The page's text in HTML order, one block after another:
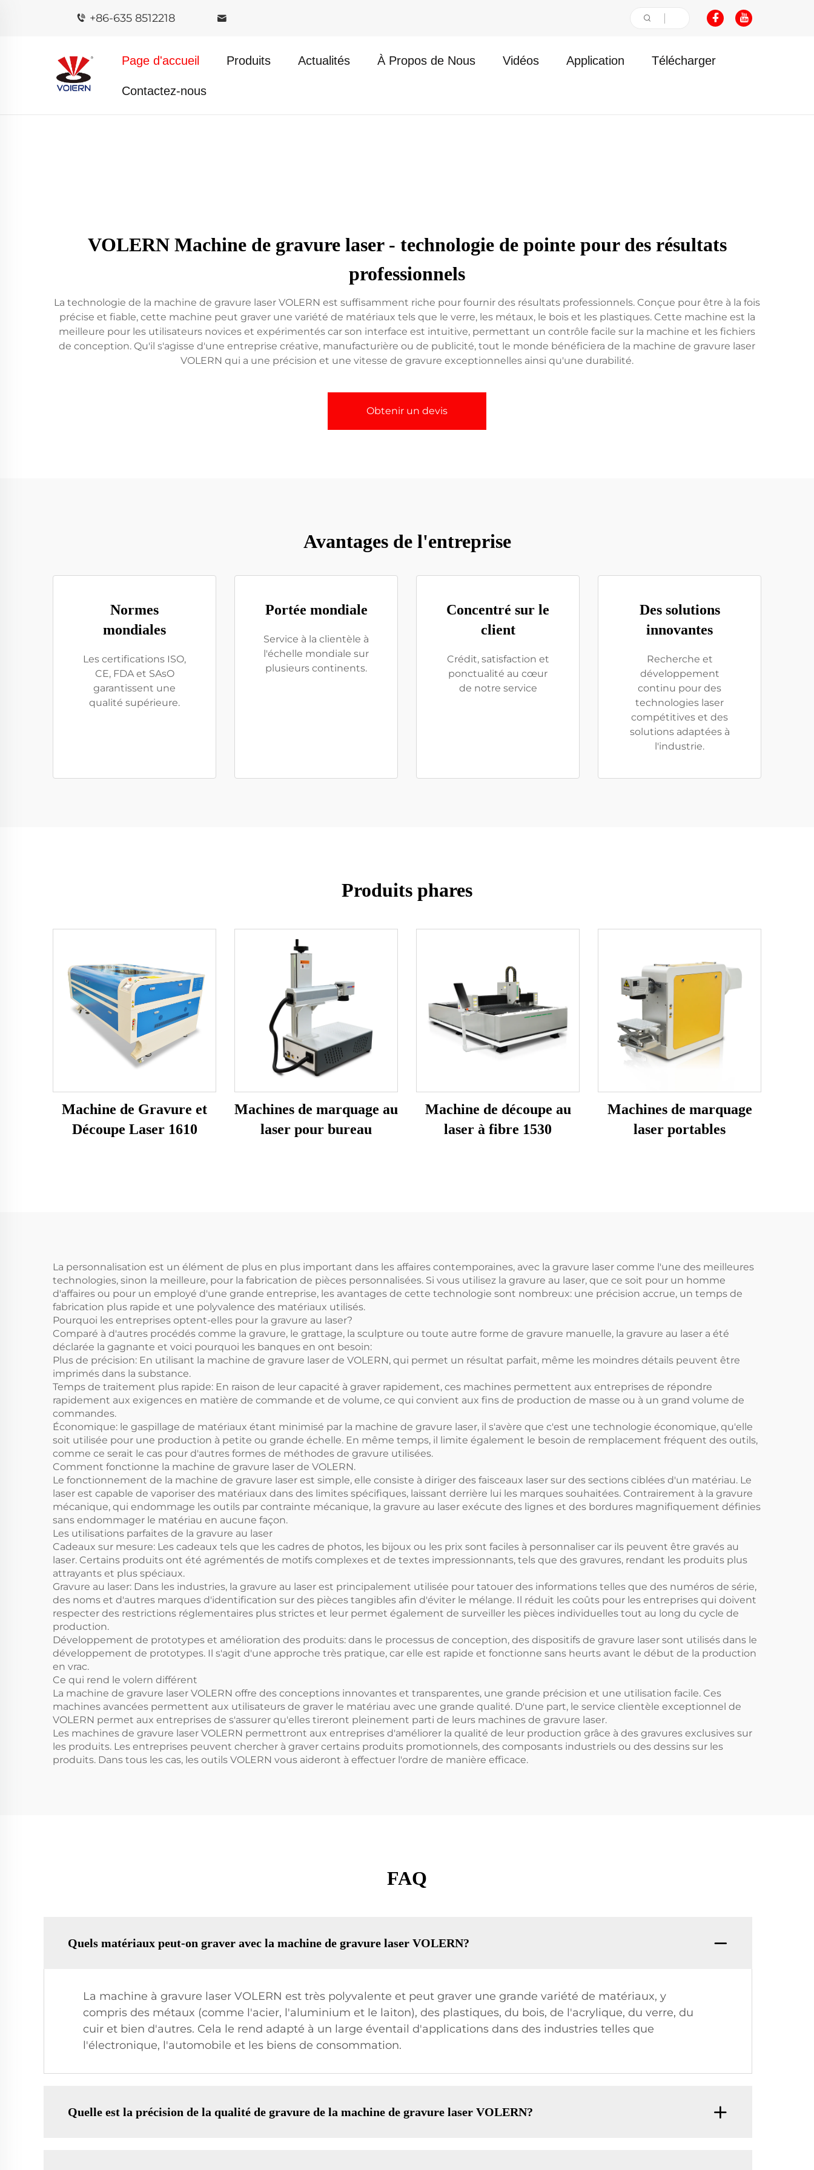
+86-635 8512218
Page d'accueil Produits Actualités À Propos de Nous Vidéos Application Télécharger
Contactez-nous
VOLERN Machine de gravure laser - technologie de pointe pour des résultats
professionnels
La technologie de la machine de gravure laser VOLERN est suffisamment riche pour fournir des résultats professionnels. Conçue pour être à la fois
précise et fiable, cette machine peut graver une variété de matériaux tels que le verre, les métaux, le bois et les plastiques. Cette machine est la
meilleure pour les utilisateurs novices et expérimentés car son interface est intuitive, permettant un contrôle facile sur la machine et les fichiers
de conception. Qu'il s'agisse d'une entreprise créative, manufacturière ou de publicité, tout le monde bénéficiera de la machine de gravure laser
VOLERN qui a une précision et une vitesse de gravure exceptionnelles ainsi qu'une durabilité.
Obtenir un devis
Avantages de l'entreprise
Normes
mondiales
Les certifications ISO,
CE, FDA et SAsO
garantissent une
qualité supérieure.
Portée mondiale
Service à la clientèle à
l'échelle mondiale sur
plusieurs continents.
Concentré sur le
client
Crédit, satisfaction et
ponctualité au cœur
de notre service
Des solutions
innovantes
Recherche et
développement
continu pour des
technologies laser
compétitives et des
solutions adaptées à
l'industrie.
Produits phares
Machine de Gravure et
Découpe Laser 1610
Machines de marquage au
laser pour bureau
Machine de découpe au
laser à fibre 1530
Machines de marquage
laser portables
La personnalisation est un élément de plus en plus important dans les affaires contemporaines, avec la gravure laser comme l'une des meilleures
technologies, sinon la meilleure, pour la fabrication de pièces personnalisées. Si vous utilisez la gravure au laser, que ce soit pour un homme
d'affaires ou pour un employé d'une grande entreprise, les avantages de cette technologie sont nombreux: une précision accrue, un temps de
fabrication plus rapide et une polyvalence des matériaux utilisés.
Pourquoi les entreprises optent-elles pour la gravure au laser?
Comparé à d'autres procédés comme la gravure, le grattage, la sculpture ou toute autre forme de gravure manuelle, la gravure au laser a été
déclarée la gagnante et voici pourquoi les banques en ont besoin:
Plus de précision: En utilisant la machine de gravure laser de VOLERN, qui permet un résultat parfait, même les moindres détails peuvent être
imprimés dans la substance.
Temps de traitement plus rapide: En raison de leur capacité à graver rapidement, ces machines permettent aux entreprises de répondre
rapidement aux exigences en matière de commande et de volume, ce qui convient aux fins de production de masse ou à un grand volume de
commandes.
Économique: le gaspillage de matériaux étant minimisé par la machine de gravure laser, il s'avère que c'est une technologie économique, qu'elle
soit utilisée pour une production à petite ou grande échelle. En même temps, il limite également le besoin de remplacement fréquent des outils,
comme ce serait le cas pour d'autres formes de méthodes de gravure utilisées.
Comment fonctionne la machine de gravure laser de VOLERN.
Le fonctionnement de la machine de gravure laser est simple, elle consiste à diriger des faisceaux laser sur des sections ciblées d'un matériau. Le
laser est capable de vaporiser des matériaux dans des limites spécifiques, laissant derrière lui les marques souhaitées. Contrairement à la gravure
mécanique, qui endommage les outils par contrainte mécanique, la gravure au laser exécute des lignes et des bordures magnifiquement définies
sans endommager le matériau en aucune façon.
Les utilisations parfaites de la gravure au laser
Cadeaux sur mesure: Les cadeaux tels que les cadres de photos, les bijoux ou les prix sont faciles à personnaliser car ils peuvent être gravés au
laser. Certains produits ont été agrémentés de motifs complexes et de textes impressionnants, tels que des gravures, rendant les produits plus
attrayants et plus spéciaux.
Gravure au laser: Dans les industries, la gravure au laser est principalement utilisée pour tatouer des informations telles que des numéros de série,
des noms et d'autres marques d'identification sur des pièces tangibles afin d'éviter le mélange. Il réduit les coûts pour les entreprises qui doivent
respecter des restrictions réglementaires plus strictes et leur permet également de surveiller les pièces individuelles tout au long du cycle de
production.
Développement de prototypes et amélioration des produits: dans le processus de conception, des dispositifs de gravure laser sont utilisés dans le
développement de prototypes. Il s'agit d'une approche très pratique, car elle est rapide et fonctionne sans heurts avant le début de la production
en vrac.
Ce qui rend le volern différent
La machine de gravure laser VOLERN offre des conceptions innovantes et transparentes, une grande précision et une utilisation facile. Ces
machines avancées permettent aux utilisateurs de graver le matériau avec une grande qualité. D'une part, le service clientèle exceptionnel de
VOLERN permet aux entreprises de s'assurer qu'elles tireront pleinement parti de leurs machines de gravure laser.
Les machines de gravure laser VOLERN permettront aux entreprises d'améliorer la qualité de leur production grâce à des gravures exclusives sur
les produits. Les entreprises peuvent chercher à graver certains produits promotionnels, des composants industriels ou des dessins sur les
produits. Dans tous les cas, les outils VOLERN vous aideront à effectuer l'ordre de manière efficace.
FAQ
Quels matériaux peut-on graver avec la machine de gravure laser VOLERN?
La machine à gravure laser VOLERN est très polyvalente et peut graver une grande variété de matériaux, y
compris des métaux (comme l'acier, l'aluminium et le laiton), des plastiques, du bois, de l'acrylique, du verre, du
cuir et bien d'autres. Cela le rend adapté à un large éventail d'applications dans des industries telles que
l'électronique, l'automobile et les biens de consommation.
Quelle est la précision de la qualité de gravure de la machine de gravure laser VOLERN?